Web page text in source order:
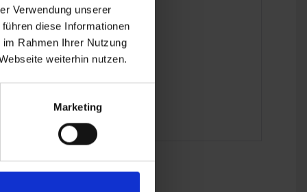
Verwendung unserer
diese Informationen
Rahmen Ihrer Nutzung
weiterhin nutzen.
Marketing